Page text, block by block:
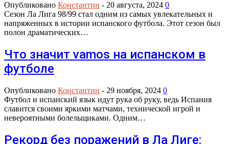
Опубликовано Константин - 20 августа, 2024 0
Сезон Ла Лига 98/99 стал одним из самых увлекательных и
напряженных в истории испанского футбола. Этот сезон был
полон драматических…
Что значит vamos на испанском в
футболе
Опубликовано Константин - 29 ноября, 2024 0
Футбол и испанский язык идут рука об руку, ведь Испания
славится своими яркими матчами, технической игрой и
невероятными болельщиками. Одним…
Рекорд без поражений в Ла Лиге: